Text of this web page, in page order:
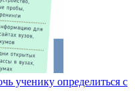
ученику определиться с